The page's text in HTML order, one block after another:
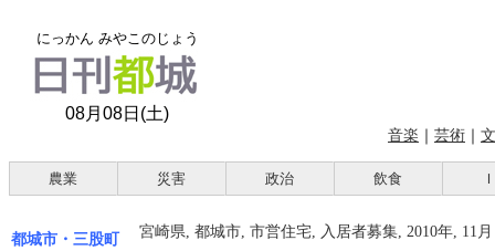
にっかん みやこのじょう
08月08日(土)
音楽 ｜ 芸術 ｜
農業 災害 政治 飲食
都城市・三股町
宮崎県, 都城市, 市営住宅, 入居者募集, 2010年, 11月